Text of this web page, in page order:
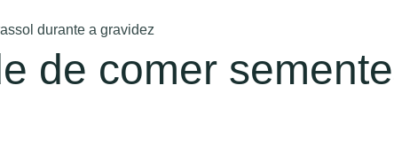
durante a gravidez
de comer